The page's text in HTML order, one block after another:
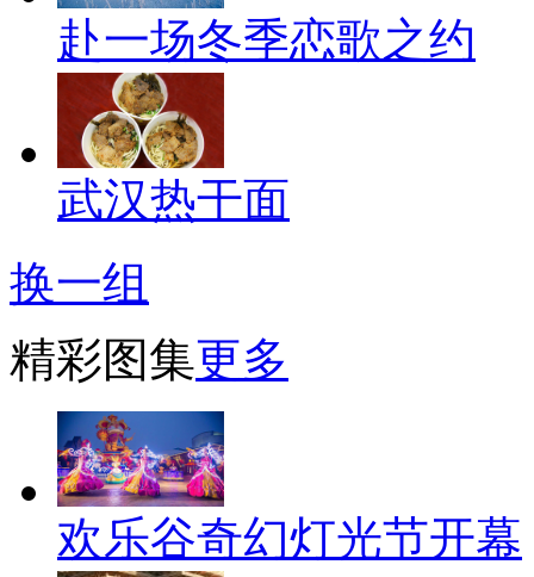
赴一场冬季恋歌之约
武汉热干面
换一组
精彩图集更多
欢乐谷奇幻灯光节开幕